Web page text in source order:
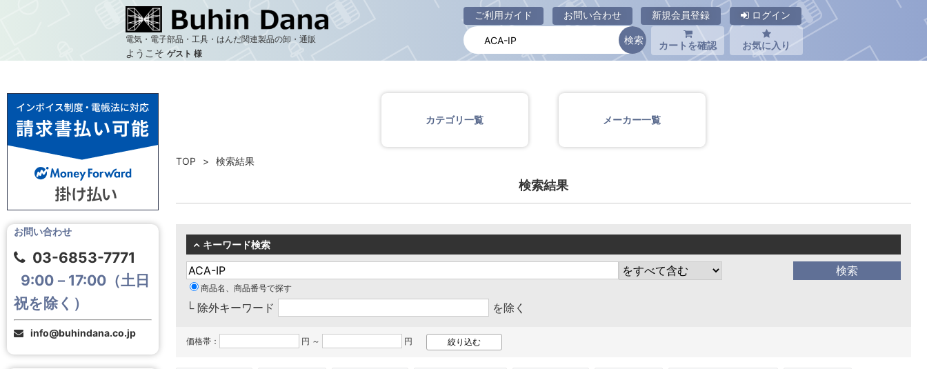
電気・電子部品・工具・はんだ関連製品の卸・通販
ようこそ ゲスト 様
ご利用ガイド お問い合わせ 新規会員登録 ログイン
カートを確認 お気に入り
商品一覧ページ
お問い合わせ
03-6853-7771
9:00－17:00（土日
祝を除く）
info@buhindana.co.jp
カテゴリ一覧 メーカー一覧
TOP 検索結果
検索結果
キーワード検索
商品名、商品番号で探す
└ 除外キーワード を除く
価格帯： 円 ～ 円